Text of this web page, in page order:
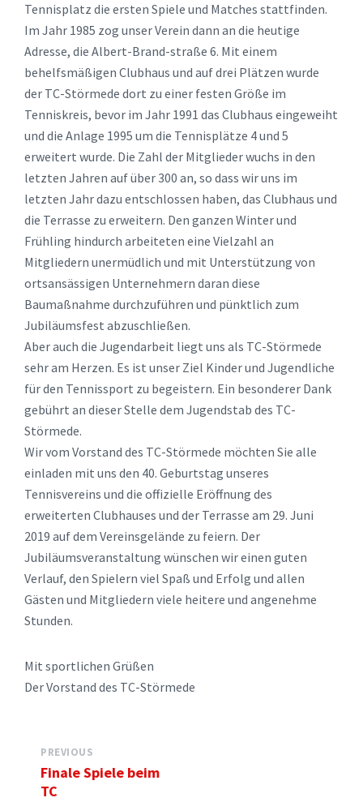
Tennisplatz die ersten Spiele und Matches stattfinden.
Im Jahr 1985 zog unser Verein dann an die heutige
Adresse, die Albert-Brand-straße 6. Mit einem
behelfsmäßigen Clubhaus und auf drei Plätzen wurde
der TC-Störmede dort zu einer festen Größe im
Tenniskreis, bevor im Jahr 1991 das Clubhaus eingeweiht
und die Anlage 1995 um die Tennisplätze 4 und 5
erweitert wurde. Die Zahl der Mitglieder wuchs in den
letzten Jahren auf über 300 an, so dass wir uns im
letzten Jahr dazu entschlossen haben, das Clubhaus und
die Terrasse zu erweitern. Den ganzen Winter und
Frühling hindurch arbeiteten eine Vielzahl an
Mitgliedern unermüdlich und mit Unterstützung von
ortsansässigen Unternehmern daran diese
Baumaßnahme durchzuführen und pünktlich zum
Jubiläumsfest abzuschließen.
Aber auch die Jugendarbeit liegt uns als TC-Störmede
sehr am Herzen. Es ist unser Ziel Kinder und Jugendliche
für den Tennissport zu begeistern. Ein besonderer Dank
gebührt an dieser Stelle dem Jugendstab des TC-
Störmede.
Wir vom Vorstand des TC-Störmede möchten Sie alle
einladen mit uns den 40. Geburtstag unseres
Tennisvereins und die offizielle Eröffnung des
erweiterten Clubhauses und der Terrasse am 29. Juni
2019 auf dem Vereinsgelände zu feiern. Der
Jubiläumsveranstaltung wünschen wir einen guten
Verlauf, den Spielern viel Spaß und Erfolg und allen
Gästen und Mitgliedern viele heitere und angenehme
Stunden.
Mit sportlichen Grüßen
Der Vorstand des TC-Störmede
PREVIOUS
Finale Spiele beim
TC